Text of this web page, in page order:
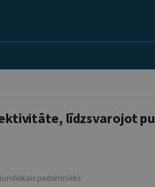
līdzsvarojot
padomnieks